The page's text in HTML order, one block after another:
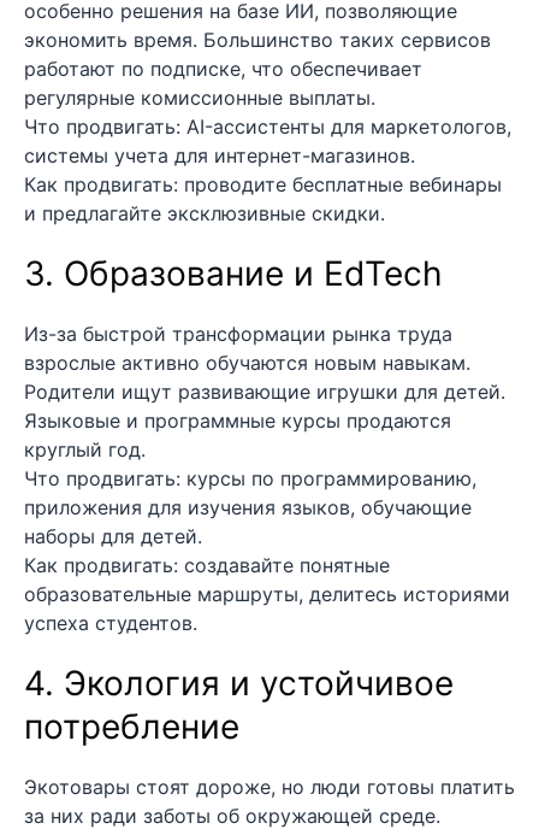
особенно решения на базе ИИ, позволяющие
экономить время. Большинство таких сервисов
работают по подписке, что обеспечивает
регулярные комиссионные выплаты.
Что продвигать: AI-ассистенты для маркетологов,
системы учета для интернет-магазинов.
Как продвигать: проводите бесплатные вебинары
и предлагайте эксклюзивные скидки.
3. Образование и EdTech
Из-за быстрой трансформации рынка труда
взрослые активно обучаются новым навыкам.
Родители ищут развивающие игрушки для детей.
Языковые и программные курсы продаются
круглый год.
Что продвигать: курсы по программированию,
приложения для изучения языков, обучающие
наборы для детей.
Как продвигать: создавайте понятные
образовательные маршруты, делитесь историями
успеха студентов.
4. Экология и устойчивое
потребление
Экотовары стоят дороже, но люди готовы платить
за них ради заботы об окружающей среде.